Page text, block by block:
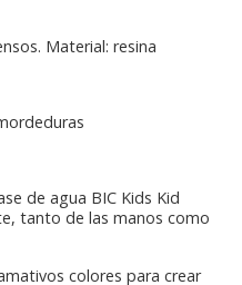
Material: resina
de agua BIC Kids Kid
tanto de las manos como
colores para crear